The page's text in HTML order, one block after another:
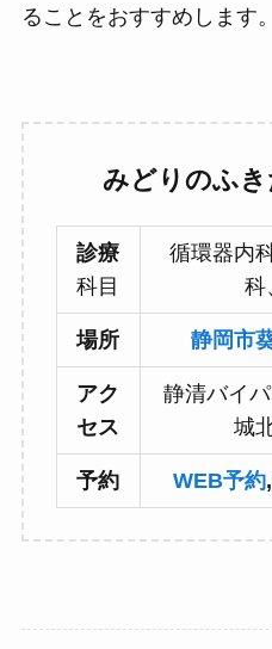
ることをおすすめします。
みどりのふ
診療
科目
循環器内
科
場所 静岡市
アク
セス
静清バイ
城
予約 WEB予約,